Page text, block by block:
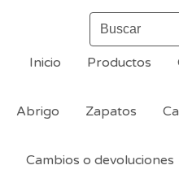
Buscar
Inicio Productos
Abrigo Zapatos
Cambios o devoluciones